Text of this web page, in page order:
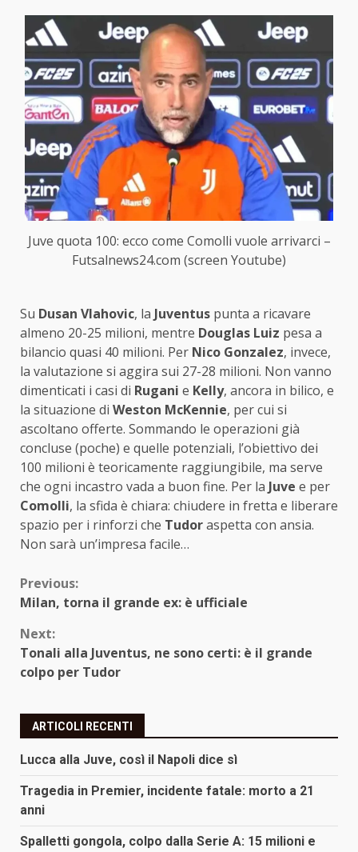
Juve quota 100: ecco come Comolli vuole arrivarci –
Futsalnews24.com (screen Youtube)
Su Dusan Vlahovic, la Juventus punta a ricavare
almeno 20-25 milioni, mentre Douglas Luiz pesa a
bilancio quasi 40 milioni. Per Nico Gonzalez, invece,
la valutazione si aggira sui 27-28 milioni. Non vanno
dimenticati i casi di Rugani e Kelly, ancora in bilico, e
la situazione di Weston McKennie, per cui si
ascoltano offerte. Sommando le operazioni già
concluse (poche) e quelle potenziali, l’obiettivo dei
100 milioni è teoricamente raggiungibile, ma serve
che ogni incastro vada a buon fine. Per la Juve e per
Comolli, la sfida è chiara: chiudere in fretta e liberare
spazio per i rinforzi che Tudoraspetta con ansia.
Non sarà un’impresa facile…
Continue
Previous:
Milan, torna il grande ex: è ufficiale
Next:
Tonali alla Juventus, ne sono certi: è il grande
colpo per Tudor
ARTICOLI RECENTI
Lucca alla Juve, così il Napoli dice sì
Tragedia in Premier, incidente fatale: morto a 21
anni
Spalletti gongola, colpo dalla Serie A: 15 milioni e